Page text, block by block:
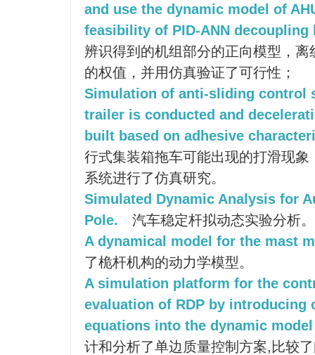
and use the dynamic model of
feasibility of PID-ANN
辨识得到的机组部分的正向模型，
的权值，并用仿真验证了可行性；
Simulation of anti-sliding control
trailer is conducted and
built based on adhesive
行式集装箱拖车可能出现的打滑现
系统进行了仿真研究。
Simulated Dynamic Analysis for
Pole.
汽车稳定杆拟动态实验分析。
A dynamical model for the mast
了桅杆机构的动力学模型。
A simulation platform for the
evaluation of RDP by introducing
equations into the dynamic
计和分析了单边质量控制方案,比较